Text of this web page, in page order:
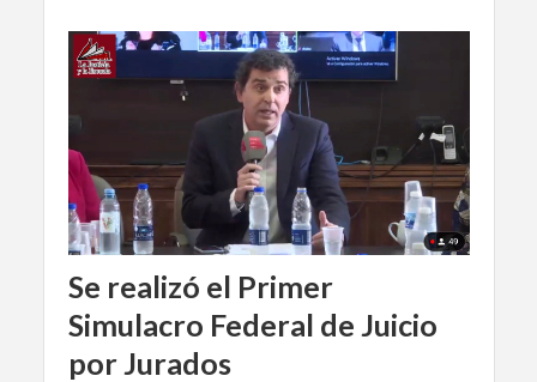
Se realizó el Primer
Simulacro Federal de Juicio
por Jurados